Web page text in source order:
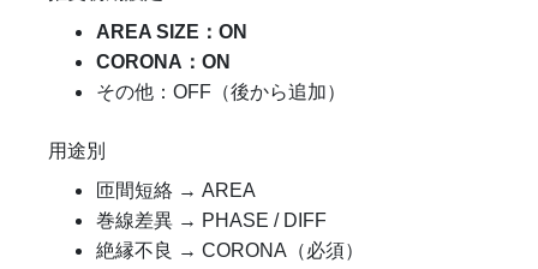
AREA SIZE：ON
CORONA：ON
その他：OFF（後から追加）
用途別
匝間短絡 → AREA
巻線差異 → PHASE / DIFF
絶縁不良 → CORONA（必須）